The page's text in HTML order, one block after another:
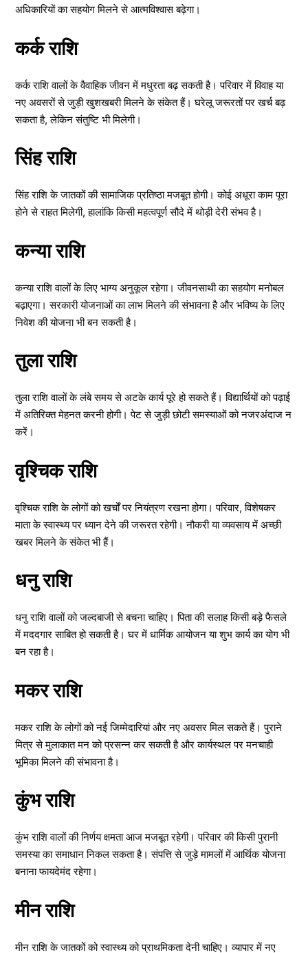
अधिकारियों का सहयोग मिलने से आत्मविश्वास बढ़ेगा।
कर्क राशि
कर्क राशि वालों के वैवाहिक जीवन में मधुरता बढ़ सकती है। परिवार में विवाह या
नए अवसरों से जुड़ी खुशखबरी मिलने के संकेत हैं। घरेलू जरूरतों पर खर्च बढ़
सकता है, लेकिन संतुष्टि भी मिलेगी।
सिंह राशि
सिंह राशि के जातकों की सामाजिक प्रतिष्ठा मजबूत होगी। कोई अधूरा काम पूरा
होने से राहत मिलेगी, हालांकि किसी महत्वपूर्ण सौदे में थोड़ी देरी संभव है।
कन्या राशि
कन्या राशि वालों के लिए भाग्य अनुकूल रहेगा। जीवनसाथी का सहयोग मनोबल
बढ़ाएगा। सरकारी योजनाओं का लाभ मिलने की संभावना है और भविष्य के लिए
निवेश की योजना भी बन सकती है।
तुला राशि
तुला राशि वालों के लंबे समय से अटके कार्य पूरे हो सकते हैं। विद्यार्थियों को पढ़ाई
में अतिरिक्त मेहनत करनी होगी। पेट से जुड़ी छोटी समस्याओं को नजरअंदाज न
करें।
वृश्चिक राशि
वृश्चिक राशि के लोगों को खर्चों पर नियंत्रण रखना होगा। परिवार, विशेषकर
माता के स्वास्थ्य पर ध्यान देने की जरूरत रहेगी। नौकरी या व्यवसाय में अच्छी
खबर मिलने के संकेत भी हैं।
धनु राशि
धनु राशि वालों को जल्दबाजी से बचना चाहिए। पिता की सलाह किसी बड़े फैसले
में मददगार साबित हो सकती है। घर में धार्मिक आयोजन या शुभ कार्य का योग भी
बन रहा है।
मकर राशि
मकर राशि के लोगों को नई जिम्मेदारियां और नए अवसर मिल सकते हैं। पुराने
मित्र से मुलाकात मन को प्रसन्न कर सकती है और कार्यस्थल पर मनचाही
भूमिका मिलने की संभावना है।
कुंभ राशि
कुंभ राशि वालों की निर्णय क्षमता आज मजबूत रहेगी। परिवार की किसी पुरानी
समस्या का समाधान निकल सकता है। संपत्ति से जुड़े मामलों में आर्थिक योजना
बनाना फायदेमंद रहेगा।
मीन राशि
मीन राशि के जातकों को स्वास्थ्य को प्राथमिकता देनी चाहिए। व्यापार में नए